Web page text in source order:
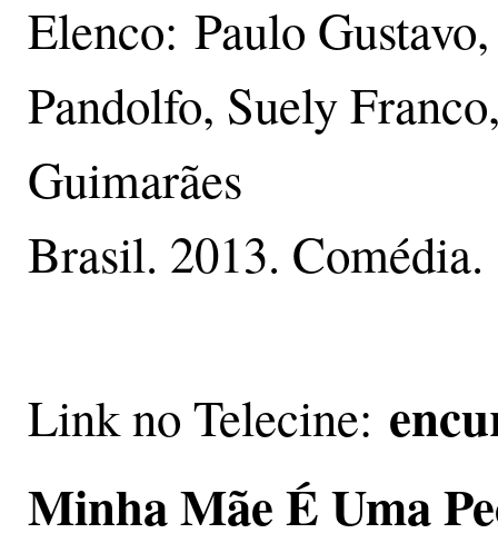
Elenco: Paulo
Pandolfo, Suely
Guimarães
Brasil. 2013.
Link no Telecine:
Minha Mãe É Uma